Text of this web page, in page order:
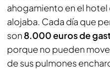
ahogamiento en el hotel
alojaba. Cada día que
son 8.000 euros de
porque no pueden
de sus pulmones